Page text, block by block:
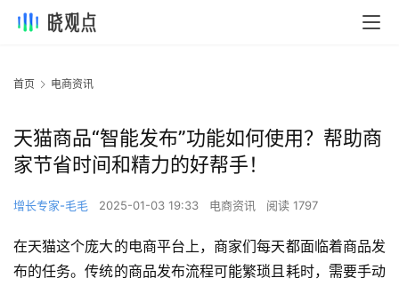
首页 电商资讯
天猫商品“智能发布”功能如何使用？帮助商
家节省时间和精力的好帮手！
增长专家-毛毛 2025-01-03 19:33 电商资讯 阅读 1797
在天猫这个庞大的电商平台上，商家们每天都面临着商品发
布的任务。传统的商品发布流程可能繁琐且耗时，需要手动